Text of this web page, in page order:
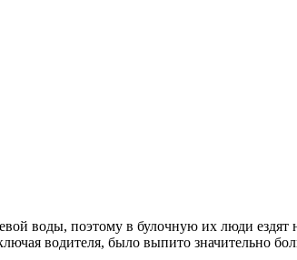
воды, поэтому в булочную их люди
водителя, было выпито значительно